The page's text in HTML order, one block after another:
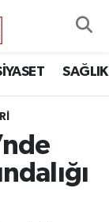
SAĞLIK